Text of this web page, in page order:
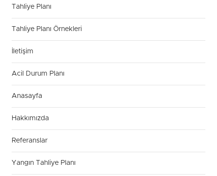
Tahliye Planı
Tahliye Planı Örnekleri
İletişim
Acil Durum Planı
Anasayfa
Hakkımızda
Referanslar
Yangın Tahliye Planı